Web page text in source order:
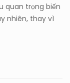
quan trọng biến
nhiên, thay vì